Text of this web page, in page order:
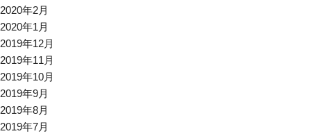
2020年2月
2020年1月
2019年12月
2019年11月
2019年10月
2019年9月
2019年8月
2019年7月